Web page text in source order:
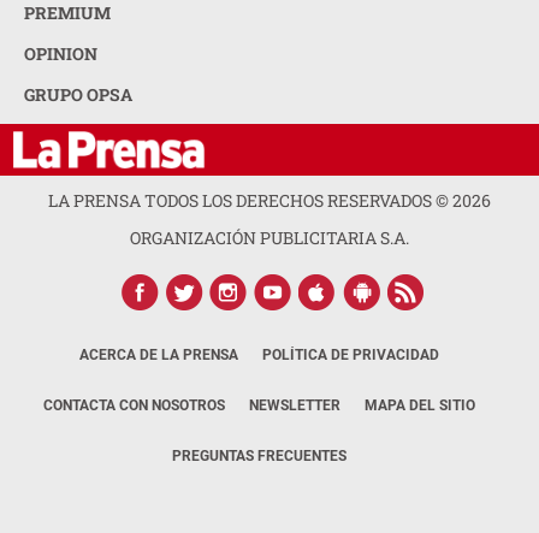
PREMIUM
OPINION
GRUPO OPSA
LA PRENSA TODOS LOS DERECHOS RESERVADOS ©2026
ORGANIZACIÓN PUBLICITARIA S.A.
ACERCA DE LA PRENSA POLÍTICA DE PRIVACIDAD
CONTACTA CON NOSOTROS NEWSLETTER MAPA DEL SITIO
PREGUNTAS FRECUENTES